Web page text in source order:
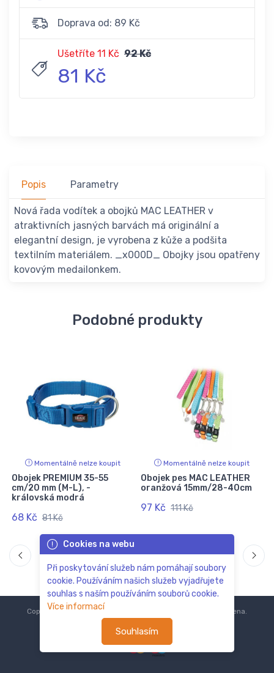
Doprava od: 89 Kč
Ušetříte 11 Kč 92 Kč
81 Kč
Popis Parametry
Nová řada vodítek a obojků MAC LEATHER v
atraktivních jasných barvách má originální a
elegantní design, je vyrobena z kůže a podšita
textilním materiálem. _x000D_ Obojky jsou opatřeny
kovovým medailonkem.
Podobné produkty
Momentálně nelze koupit
Obojek PREMIUM 35-55
cm/20 mm (M-L), -
královská modrá
68 Kč 81 Kč
Momentálně nelze koupit
Obojek pes MAC LEATHER
oranžová 15mm/28-40cm
97 Kč 111 Kč
Cookies na webu
Při poskytování služeb nám pomáhají soubory
cookie. Používáním našich služeb vyjadřujete
souhlas s naším používáním souborů cookie.
Více informací
Souhlasím
Copyright © 2018-2024 Všechna práva vyhrazena.